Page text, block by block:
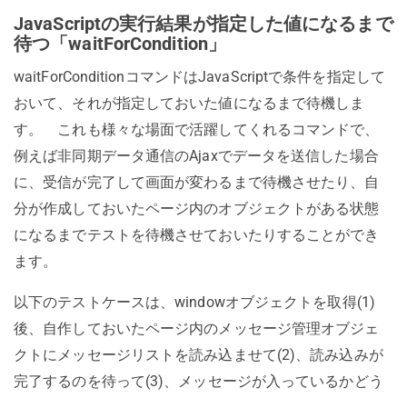
JavaScriptの実行結果が指定した値になるまで
待つ「waitForCondition」
waitForConditionコマンドはJavaScriptで条件を指定して
おいて、それが指定しておいた値になるまで待機しま
す。 これも様々な場面で活躍してくれるコマンドで、
例えば非同期データ通信のAjaxでデータを送信した場合
に、受信が完了して画面が変わるまで待機させたり、自
分が作成しておいたページ内のオブジェクトがある状態
になるまでテストを待機させておいたりすることができ
ます。
以下のテストケースは、windowオブジェクトを取得(1)
後、自作しておいたページ内のメッセージ管理オブジェ
クトにメッセージリストを読み込ませて(2)、読み込みが
完了するのを待って(3)、メッセージが入っているかどう